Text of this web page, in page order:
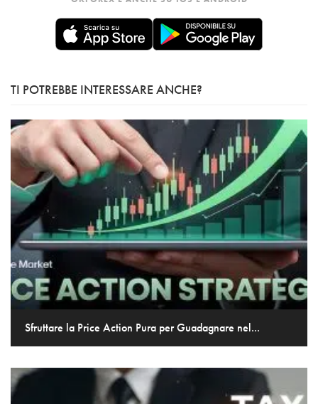
TI POTREBBE INTERESSARE ANCHE?
Sfruttare la Price Action Pura per Guadagnare nel...